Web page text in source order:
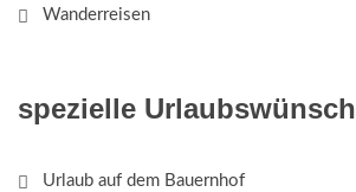
Wanderreisen
spezielle
Urlaub auf dem Bauernhof